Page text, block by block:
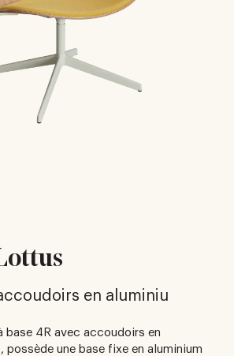
en aluminiu
base 4R avec accoudoirs en
possède une base fixe en aluminium